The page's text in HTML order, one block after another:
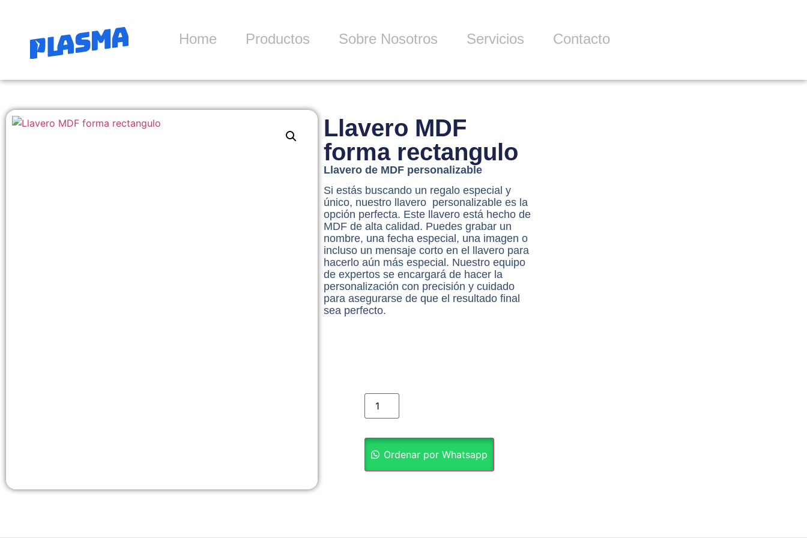
Home Productos Sobre Nosotros Servicios Contacto
Llavero MDF
forma rectangulo
Llavero de MDF personalizable
Si estás buscando un regalo especial y
único, nuestro llavero personalizable es la
opción perfecta. Este llavero está hecho de
MDF de alta calidad. Puedes grabar un
nombre, una fecha especial, una imagen o
incluso un mensaje corto en el llavero para
hacerlo aún más especial. Nuestro equipo
de expertos se encargará de hacer la
personalización con precisión y cuidado
para asegurarse de que el resultado final
sea perfecto.
Ordenar por Whatsapp